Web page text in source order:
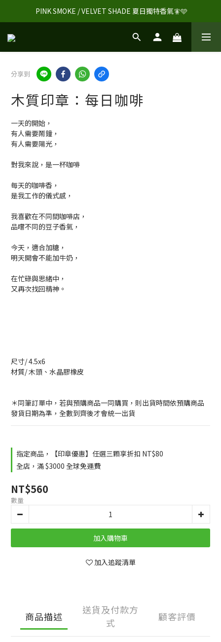
PINK SMOKE / VELVET SHADE 夏日獨特香氣🧚🩵
分享到
木質印章：每日咖啡
一天的開始，
有人需要鬧鐘，
有人需要陽光，
對我來說，是一杯咖啡
每天的咖啡香，
是我工作的儀式感，
我喜歡在不同間咖啡店，
品嚐不同的豆子香氣，
今天，適合加糖，
明天開會不能加牛奶，
在忙碌與思緒中，
又再次找回精神。
尺寸/ 4.5x6
材質/ 木頭、水晶膠橡皮
＊同筆訂單中，若與預購商品一同購買，則出貨時間依預購商品
發貨日期為準，全數到齊後才會統一出貨
指定商品，【印章優惠】任選三顆享折扣 NT$80
全店，滿 $3000 全球免運費
NT$560
數量
加入購物車
加入追蹤清單
商品描述
送貨及付款方
式
顧客評價